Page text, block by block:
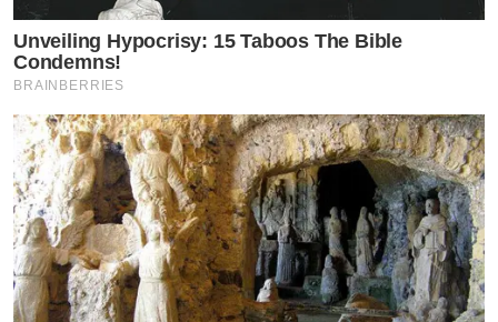
Unveiling Hypocrisy: 15 Taboos The Bible
Condemns!
BRAINBERRIES